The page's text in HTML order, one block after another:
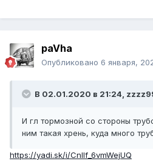
paVha
Опубликовано 6 января,
В 02.01.2020 в 21:24,
И гл тормозной со стороны
ним такая хрень, куда много
https://yadi.sk/i/CnIlf_6vmWejUQ